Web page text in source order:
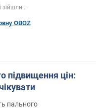
зійшли...
OBOZ
підвищення цін:
пального